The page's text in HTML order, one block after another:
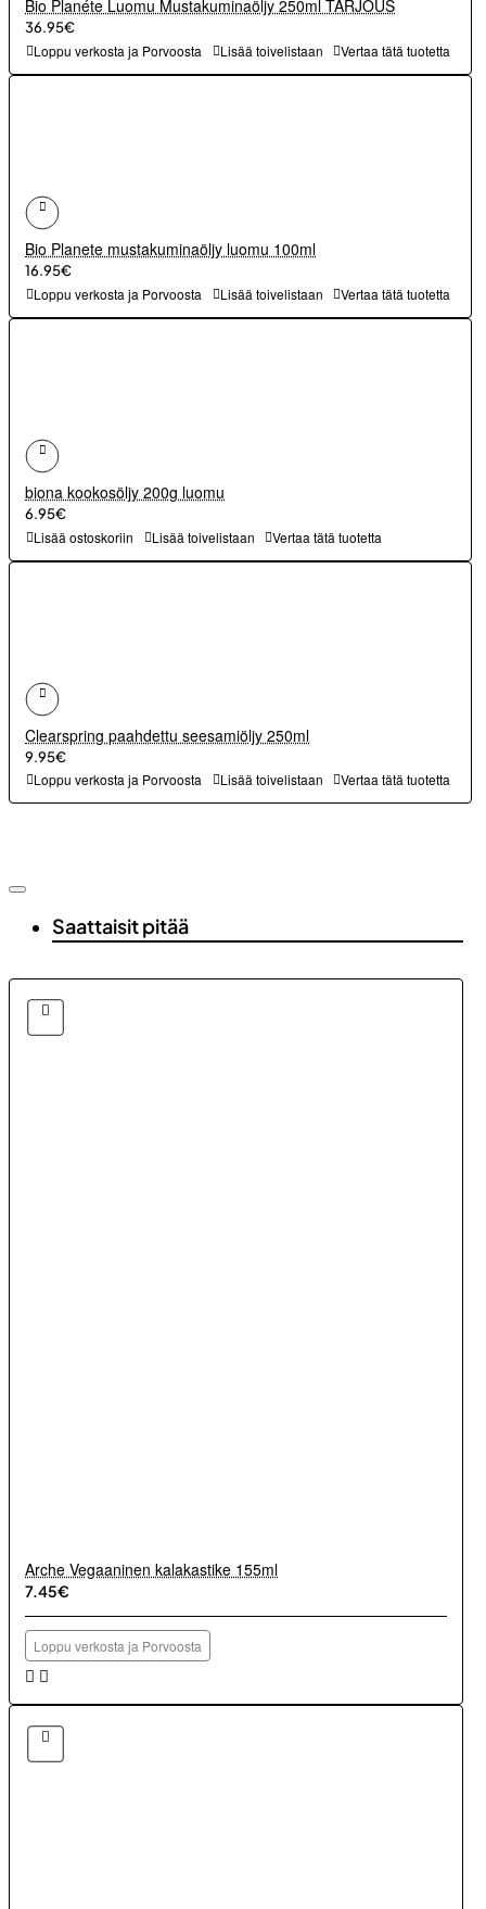
Bio Planéte Luomu Mustakuminaöljy 250ml TARJOUS
36.95€
Loppu verkosta ja Porvoosta Lisää toivelistaan Vertaa tätä tuotetta
Bio Planete mustakuminaöljy luomu 100ml
16.95€
Loppu verkosta ja Porvoosta Lisää toivelistaan Vertaa tätä tuotetta
biona kookosöljy 200g luomu
6.95€
Lisää ostoskoriin Lisää toivelistaan Vertaa tätä tuotetta
Clearspring paahdettu seesamiöljy 250ml
9.95€
Loppu verkosta ja Porvoosta Lisää toivelistaan Vertaa tätä tuotetta
Saattaisit pitää
Arche Vegaaninen kalakastike 155ml
7.45€
Loppu verkosta ja Porvoosta